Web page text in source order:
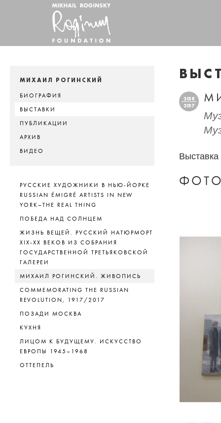
МИХАИЛ РОГИНСКИЙ
БИОГРАФИЯ
ВЫСТАВКИ
ПУБЛИКАЦИИ
АРХИВ
ВИДЕО
РУССКИЕ ХУДОЖНИКИ В НЬЮ-ЙОРКЕ
RUSSIAN ÉMIGRÉ ARTISTS IN NEW
YORK–THE REAL THING
ПОБЕДА НАД СОЛНЦЕМ
ЖИЗНЬ ВЕЩЕЙ. РУССКИЙ НАТЮРМОРТ
XIX-XX ВЕКОВ ИЗ СОБРАНИЯ
ГОСУДАРСТВЕННОЙ ТРЕТЬЯКОВСКОЙ
ГАЛЕРЕИ
МИХАИЛ РОГИНСКИЙ. ЖИВОПИСЬ
COMMEMORATING THE RUSSIAN
REVOLUTION, 1917/2017
ПОЗАДИ МОСКВА
КУХНЯ
ЛИЦОМ К БУДУЩЕМУ. ИСКУССТВО
ЕВРОПЫ 1945–1968
ОТТЕПЕЛЬ
2018
2017
Выставка